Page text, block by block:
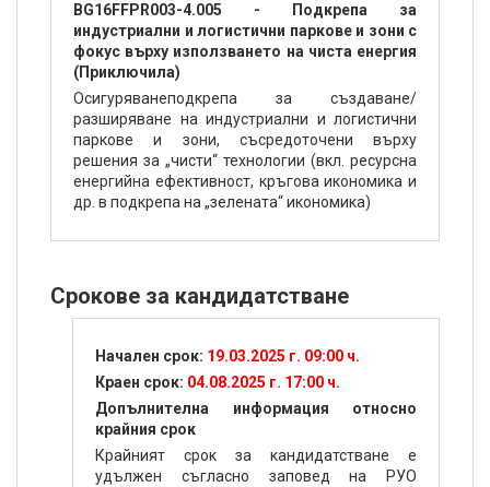
BG16FFPR003-4.005 - Подкрепа за
индустриални и логистични паркове и зони с
фокус върху използването на чиста енергия
(Приключила)
Осигуряванеподкрепа за създаване/
разширяване на индустриални и логистични
паркове и зони, съсредоточени върху
решения за „чисти“ технологии (вкл. ресурсна
енергийна ефективност, кръгова икономика и
др. в подкрепа на „зелената“ икономика)
Срокове за кандидатстване
Начален срок: 19.03.2025 г. 09:00 ч.
Краен срок: 04.08.2025 г. 17:00 ч.
Допълнителна информация относно
крайния срок
Крайният срок за кандидатстване е
удължен съгласно заповед на РУО